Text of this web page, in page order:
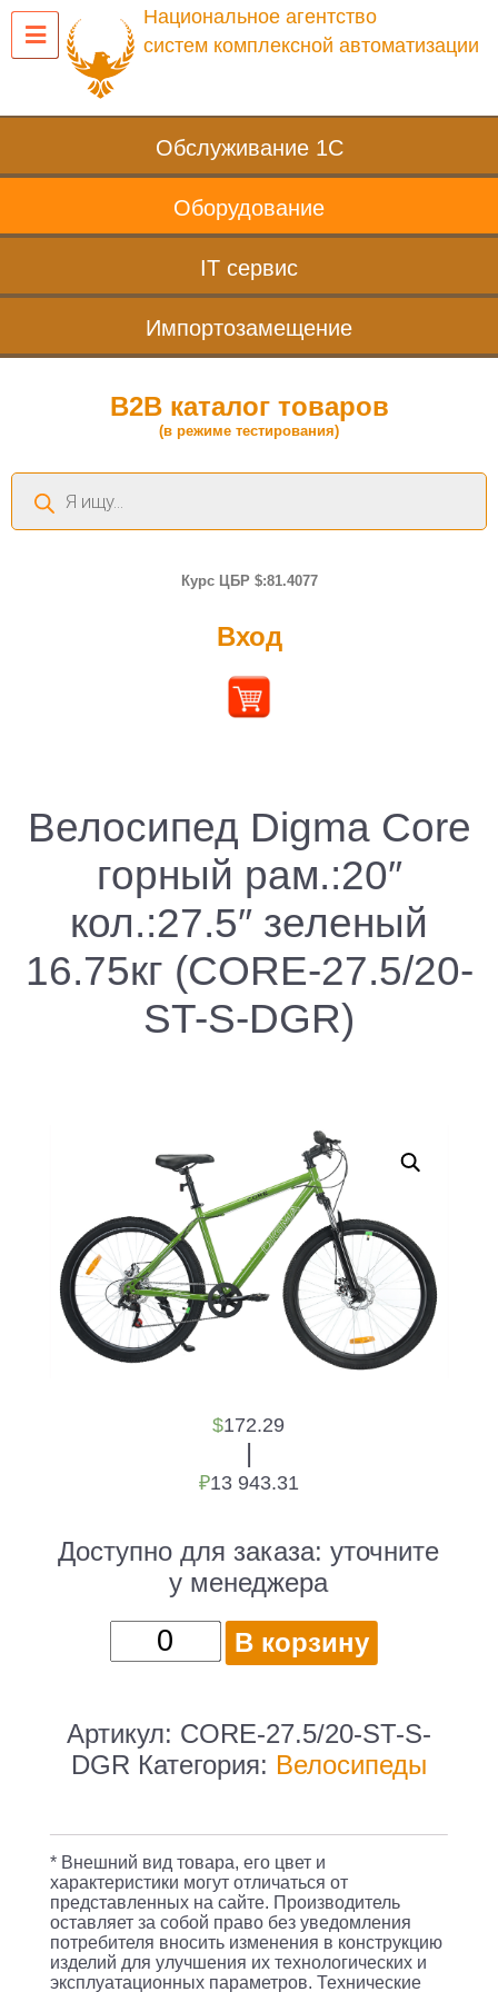
Национальное агентство
систем комплексной автоматизации
Обслуживание 1С
Оборудование
IT сервис
Импортозамещение
B2B каталог товаров
(в режиме тестирования)
Поиск
товаров
Курс ЦБР $:81.4077
Вход
Велосипед Digma Core
горный рам.:20″
кол.:27.5″ зеленый
16.75кг (CORE-27.5/20-
ST-S-DGR)
$172.29
|
₽13 943.31
Доступно для заказа:уточните
у менеджера
Количество
товара
Digma
Core
кол.:27.5"
зеленый
16.75кг
(CORE-
27.5/20-
В корзину
Артикул: CORE-27.5/20-ST-S-
DGR Категория: Велосипеды
* Внешний вид товара, его цвет и
характеристики могут отличаться от
представленных на сайте. Производитель
оставляет за собой право без уведомления
потребителя вносить изменения в конструкцию
изделий для улучшения их технологических и
эксплуатационных параметров. Технические